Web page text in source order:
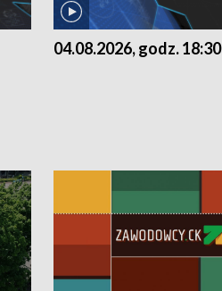
04.08.2026, godz. 18:30